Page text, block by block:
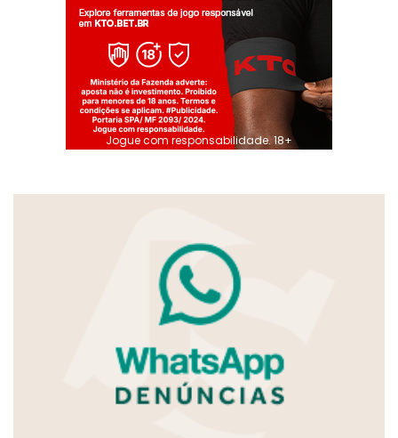
Jogue com responsabilidade. 18+